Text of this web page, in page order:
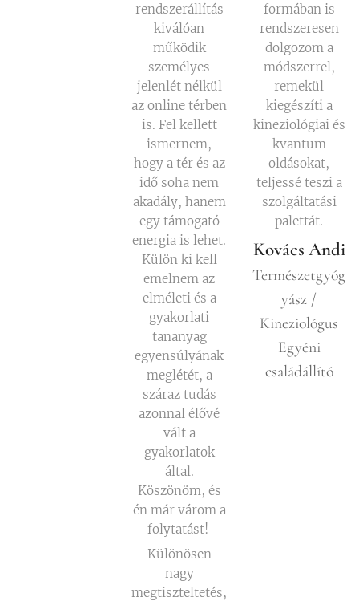
rendszerállítás
kiválóan
működik
személyes
jelenlét nélkül
az online térben
is. Fel kellett
ismernem,
hogy a tér és az
idő soha nem
akadály, hanem
egy támogató
energia is lehet.
Külön ki kell
emelnem az
elméleti és a
gyakorlati
tananyag
egyensúlyának
meglétét, a
száraz tudás
azonnal élővé
vált a
gyakorlatok
által.
Köszönöm, és
én már várom a
folytatást!
Különösen
nagy
megtiszteltetés,
formában is
rendszeresen
dolgozom a
módszerrel,
remekül
kiegészíti a
kineziológiai és
kvantum
oldásokat,
teljessé teszi a
szolgáltatási
palettát.
Kovács Andi
Természetgyóg
yász /
Kineziológus
Egyéni
családállító